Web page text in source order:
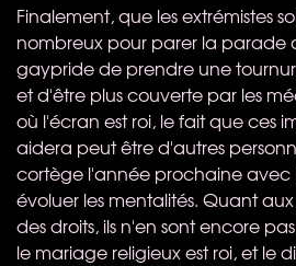
Finalement, que les extrémistes
nombreux pour parer la parade
gaypride de prendre une
et d'être plus couverte par les
où l'écran est roi, le fait que ces
aidera peut être d'autres
cortège l'année prochaine avec
évoluer les mentalités. Quant
des droits, ils n'en sont encore
le mariage religieux est roi, et le